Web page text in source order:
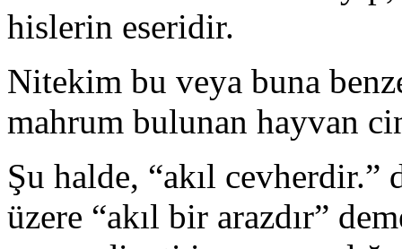
hislerin eseridir.
Nitekim bu veya buna
mahrum bulunan hayvan
Şu halde, “akıl
üzere “akıl bir arazdır”